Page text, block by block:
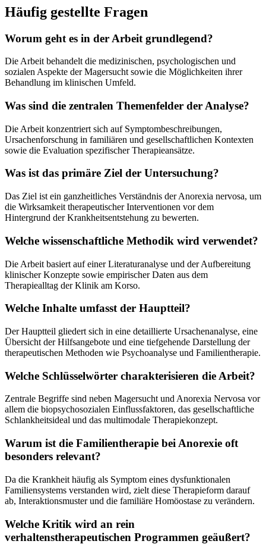
Häufig gestellte Fragen
Worum geht es in der Arbeit grundlegend?
Die Arbeit behandelt die medizinischen, psychologischen und
sozialen Aspekte der Magersucht sowie die Möglichkeiten ihrer
Behandlung im klinischen Umfeld.
Was sind die zentralen Themenfelder der Analyse?
Die Arbeit konzentriert sich auf Symptombeschreibungen,
Ursachenforschung in familiären und gesellschaftlichen Kontexten
sowie die Evaluation spezifischer Therapieansätze.
Was ist das primäre Ziel der Untersuchung?
Das Ziel ist ein ganzheitliches Verständnis der Anorexia nervosa, um
die Wirksamkeit therapeutischer Interventionen vor dem
Hintergrund der Krankheitsentstehung zu bewerten.
Welche wissenschaftliche Methodik wird verwendet?
Die Arbeit basiert auf einer Literaturanalyse und der Aufbereitung
klinischer Konzepte sowie empirischer Daten aus dem
Therapiealltag der Klinik am Korso.
Welche Inhalte umfasst der Hauptteil?
Der Hauptteil gliedert sich in eine detaillierte Ursachenanalyse, eine
Übersicht der Hilfsangebote und eine tiefgehende Darstellung der
therapeutischen Methoden wie Psychoanalyse und Familientherapie.
Welche Schlüsselwörter charakterisieren die Arbeit?
Zentrale Begriffe sind neben Magersucht und Anorexia Nervosa vor
allem die biopsychosozialen Einflussfaktoren, das gesellschaftliche
Schlankheitsideal und das multimodale Therapiekonzept.
Warum ist die Familientherapie bei Anorexie oft
besonders relevant?
Da die Krankheit häufig als Symptom eines dysfunktionalen
Familiensystems verstanden wird, zielt diese Therapieform darauf
ab, Interaktionsmuster und die familiäre Homöostase zu verändern.
Welche Kritik wird an rein
verhaltenstherapeutischen Programmen geäußert?